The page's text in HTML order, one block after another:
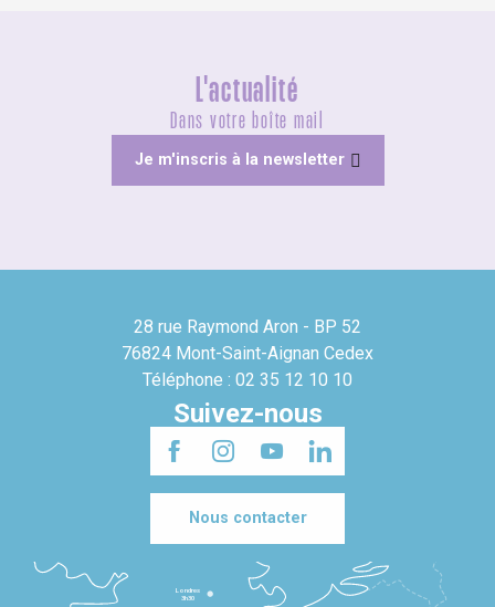
L'actualité
Dans votre boîte mail
Je m'inscris à la newsletter
28 rue Raymond Aron - BP 52
76824 Mont-Saint-Aignan Cedex
Téléphone : 02 35 12 10 10
Suivez-nous
Nous contacter
Londres
3h30